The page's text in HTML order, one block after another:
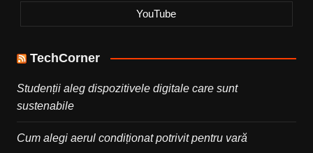
YouTube
TechCorner
Studenții aleg dispozitivele digitale care sunt
sustenabile
Cum alegi aerul condiționat potrivit pentru vară